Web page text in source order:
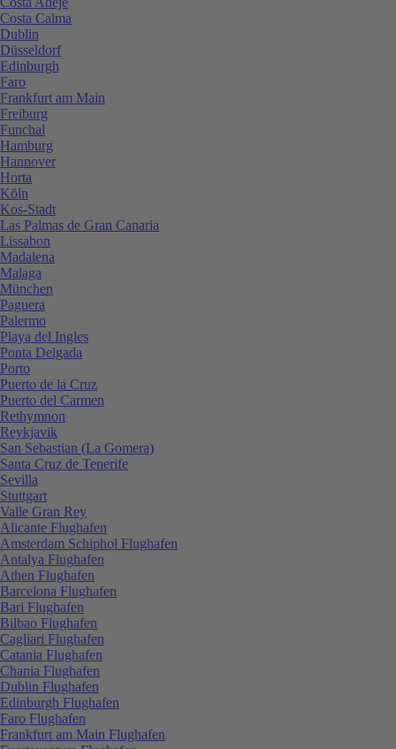
Costa Calma
Dublin
Düsseldorf
Edinburgh
Faro
Frankfurt am Main
Freiburg
Funchal
Hamburg
Hannover
Horta
Köln
Kos-Stadt
Las Palmas de Gran Canaria
Lissabon
Madalena
Malaga
München
Paguera
Palermo
Playa del Ingles
Ponta Delgada
Porto
Puerto de la Cruz
Puerto del Carmen
Rethymnon
Reykjavik
San Sebastian (La Gomera)
Santa Cruz de Tenerife
Sevilla
Stuttgart
Valle Gran Rey
Alicante Flughafen
Amsterdam Schiphol Flughafen
Antalya Flughafen
Athen Flughafen
Barcelona Flughafen
Bari Flughafen
Bilbao Flughafen
Cagliari Flughafen
Catania Flughafen
Chania Flughafen
Dublin Flughafen
Edinburgh Flughafen
Faro Flughafen
Frankfurt am Main Flughafen